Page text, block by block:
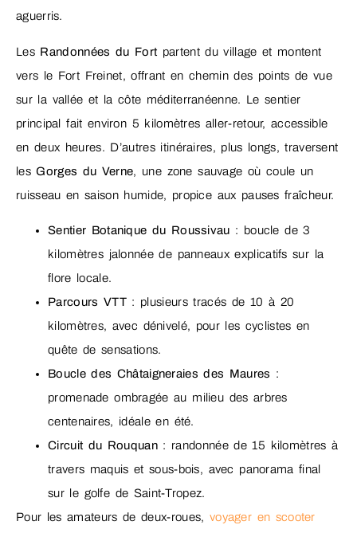
aguerris.
Les Randonnées du Fort partent du village et montent
vers le Fort Freinet, offrant en chemin des points de vue
sur la vallée et la côte méditerranéenne. Le sentier
principal fait environ 5 kilomètres aller-retour, accessible
en deux heures. D’autres itinéraires, plus longs, traversent
lesGorges du Verne, une zone sauvage où coule un
ruisseau en saison humide, propice aux pauses fraîcheur.
Sentier Botanique du Roussivau : boucle de 3
kilomètres jalonnée de panneaux explicatifs sur la
flore locale.
Parcours VTT: plusieurs tracés de 10 à 20
kilomètres, avec dénivelé, pour les cyclistes en
quête de sensations.
Boucle des Châtaigneraies des Maures :
promenade ombragée au milieu des arbres
centenaires, idéale en été.
Circuit du Rouquan: randonnée de 15 kilomètres à
travers maquis et sous-bois, avec panorama final
sur le golfe de Saint-Tropez.
Pour les amateurs de deux-roues, voyager en scooter